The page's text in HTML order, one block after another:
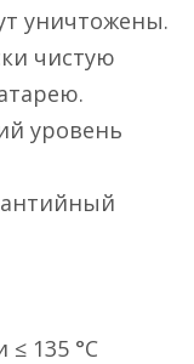
уничтожены.
чистую
уровень
135 °C